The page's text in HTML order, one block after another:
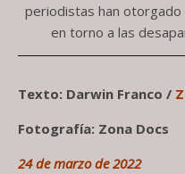
periodistas han
en torno a las
Texto: Darwin Franco /
Fotografía: Zona Docs
24 de marzo de 2022